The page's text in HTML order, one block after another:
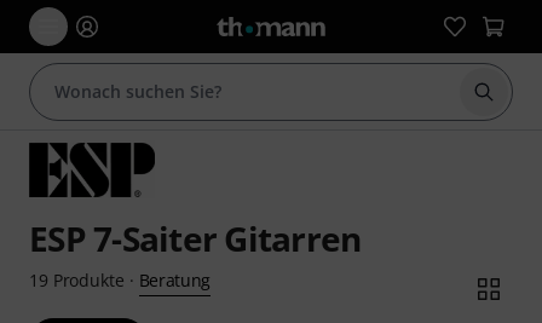
Suche
ESP 7-Saiter Gitarren
19 Produkte · Beratung